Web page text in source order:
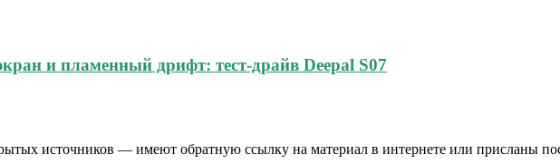
и пламенный дрифт: тест-драйв Deepal S07
источников — имеют обратную ссылку на материал в интернете или присланы